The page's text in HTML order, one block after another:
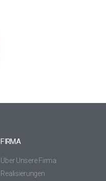
FIRMA
Über Unsere Firma
Realisierungen